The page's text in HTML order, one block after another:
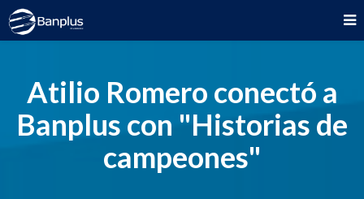
Atilio Romero conectó a
Banplus con "Historias de
campeones"